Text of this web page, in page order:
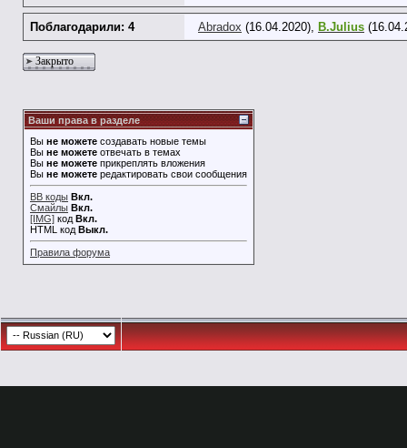
Поблагодарили: 4 Abradox (16.04.2020), B.Julius
Закрыто
Ваши права в разделе
Вы не можете создавать новые темы
Вы не можете отвечать в темах
Вы не можете прикреплять вложения
Вы не можете редактировать свои сообщения
BB коды Вкл.
Смайлы Вкл.
[IMG] код Вкл.
HTML код Выкл.
Правила форума